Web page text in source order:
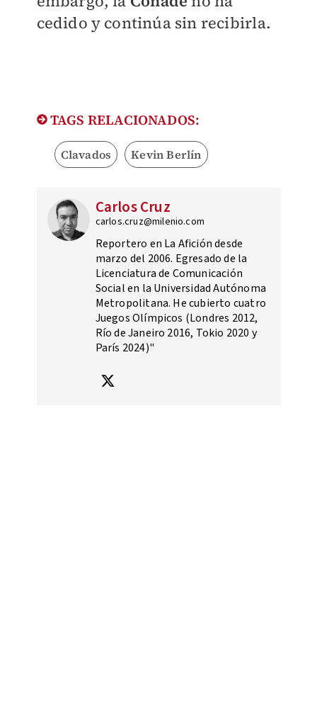
cedido y continúa sin recibirla.
TAGS RELACIONADOS:
Clavados Kevin Berlín
Carlos Cruz
carlos.cruz@milenio.com
Reportero en La Afición desde
marzo del 2006. Egresado de la
Licenciatura de Comunicación
Social en la Universidad Autónoma
Metropolitana. He cubierto cuatro
Juegos Olímpicos (Londres 2012,
Río de Janeiro 2016, Tokio 2020 y
París 2024)"